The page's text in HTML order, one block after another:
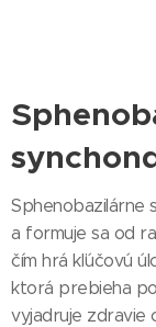
Sphenobazilárne
a formuje sa od
čím hrá kľúčovú
ktorá prebieha
vyjadruje zdravie